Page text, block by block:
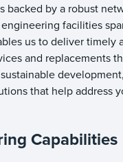
backed by a robust
facilities
us to deliver timely
and replacements
that help address
Capabilities